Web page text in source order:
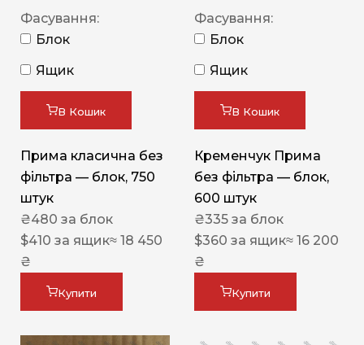
Фасування:
Блок
Ящик
В Кошик
Прима класична без
фільтра — блок, 750
штук
₴480 за блок
$410 за ящик≈ 18 450
₴
Купити
Фасування:
Блок
Ящик
В Кошик
Кременчук Прима
без фільтра — блок,
600 штук
₴335 за блок
$360 за ящик≈ 16 200
₴
Купити